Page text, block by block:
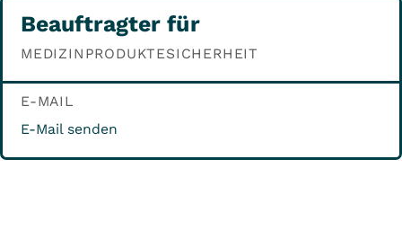
Beauftragter für
MEDIZINPRODUKTESICHERHEIT
E-MAIL
E-Mail senden